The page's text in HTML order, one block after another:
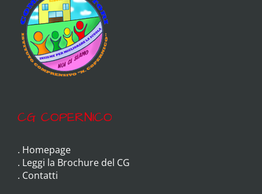
CG COPERNICO
. Homepage
. Leggi la Brochure del CG
. Contatti